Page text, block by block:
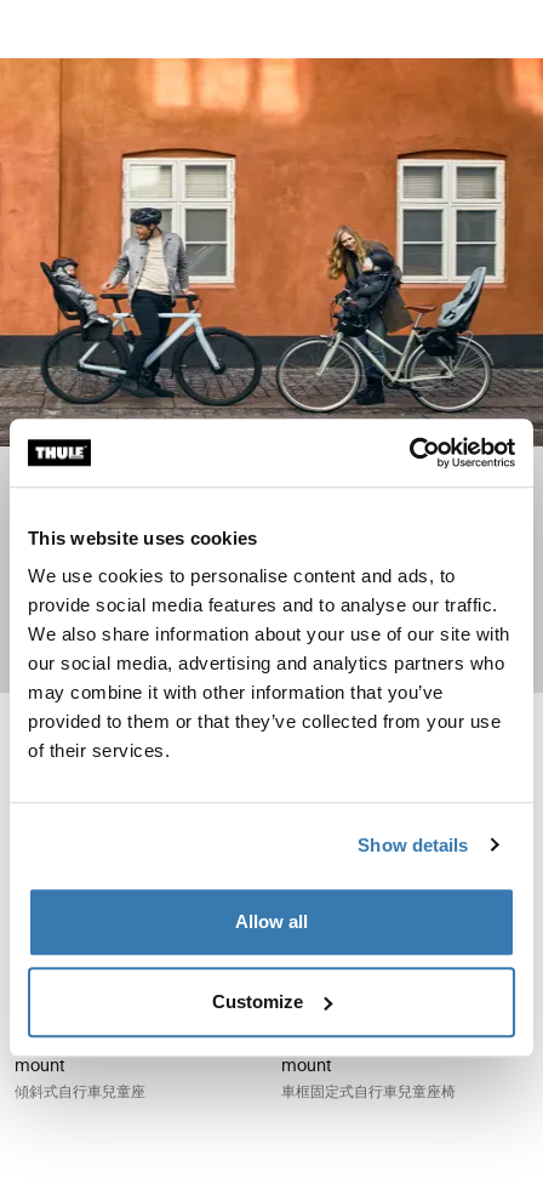
This website uses cookies
We use cookies to personalise content and ads, to
provide social media features and to analyse our traffic.
We also share information about your use of our site with
our social media, advertising and analytics partners who
may combine it with other information that you’ve
provided to them or that they’ve collected from your use
of their services.
Show details
Allow all
Customize
如何挑選自行車兒童座椅？
為您的家人挑選最合適的產品
更多資訊
Thule Yepp Nexxt 2 maxi frame mount 車框固定式自行車兒童座椅
Thule Yepp Nexxt 2 Maxi Chocolate Brown
架裝可傾斜的兒童腳踏車座椅
Thule RideAlong 2 Dark Gray (selected)
Thule RideAlong 2 Light Gray
Thule RideAlong 2 Zen Lime
Thule RideAlong 2 frame
mount
傾斜式自行車兒童座
Thule RideAlong Lite 2 Light
Thule RideAlong Lite 2 Dark
Thule RideAlong Lite 2 frame
mount
車框固定式自行車兒童座椅